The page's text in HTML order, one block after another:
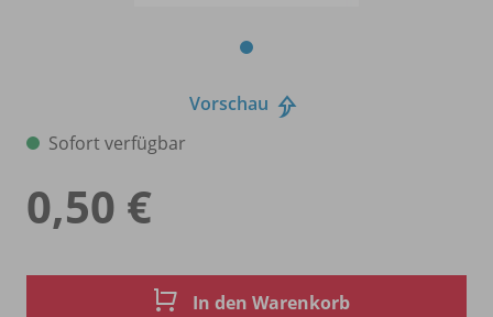
Vorschau
Sofort verfügbar
0,50 €
In den Warenkorb